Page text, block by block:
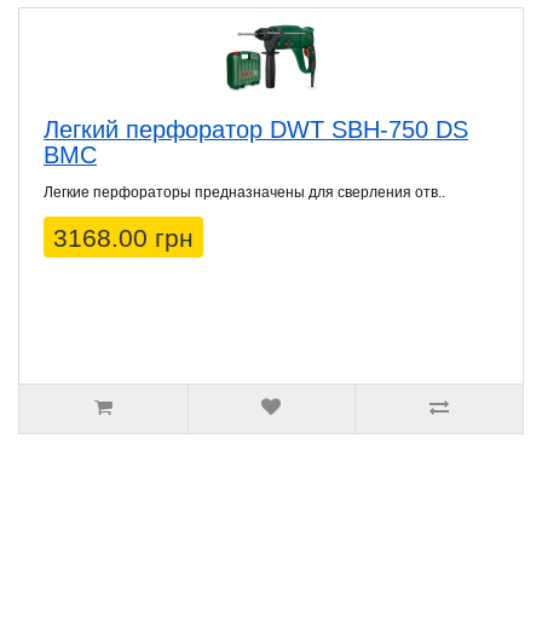
Легкий перфоратор DWT SBH-750 DS
BMC
Легкие перфораторы предназначены для сверления отв..
3168.00 грн